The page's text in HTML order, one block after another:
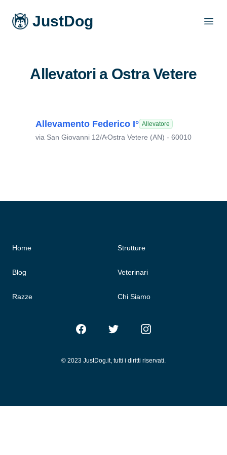
JustDog
Allevatori a Ostra Vetere
Allevamento Federico I° Allevatore
via San Giovanni 12/AOstra Vetere (AN) - 60010
Home
Blog
Razze
Strutture
Veterinari
Chi Siamo
FacebookTwitter Instagram
© 2023 JustDog.it, tutti i diritti riservati.